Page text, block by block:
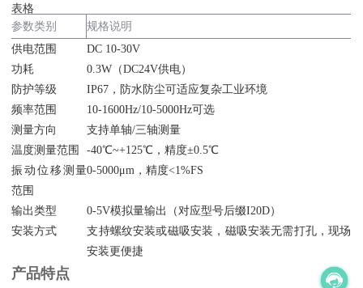
表格
参数类别
规格说明
供电范围
DC 10-30V
功耗
0.3W（DC24V供电）
防护等级
IP67，防水防尘可适应复杂工业环境
频率范围
10-1600Hz/10-5000Hz可选
测量方向
支持单轴/三轴测量
温度测量范围
-40℃~+125℃，精度±0.5℃
振动位移测量
范围
0-5000μm，精度<1%FS
输出类型
0-5V模拟量输出（对应型号后缀I20D）
安装方式
支持螺纹安装或磁吸安装，磁吸安装无需打孔，现场
安装更便捷
产品特点